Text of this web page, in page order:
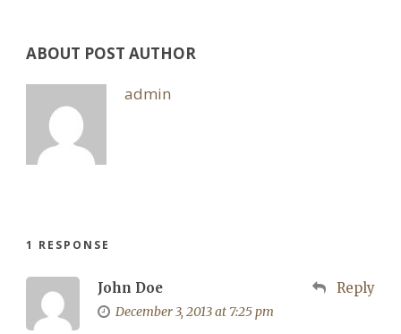
ABOUT POST AUTHOR
admin
1 RESPONSE
John Doe
December 3, 2013 at 7:25 pm
Reply